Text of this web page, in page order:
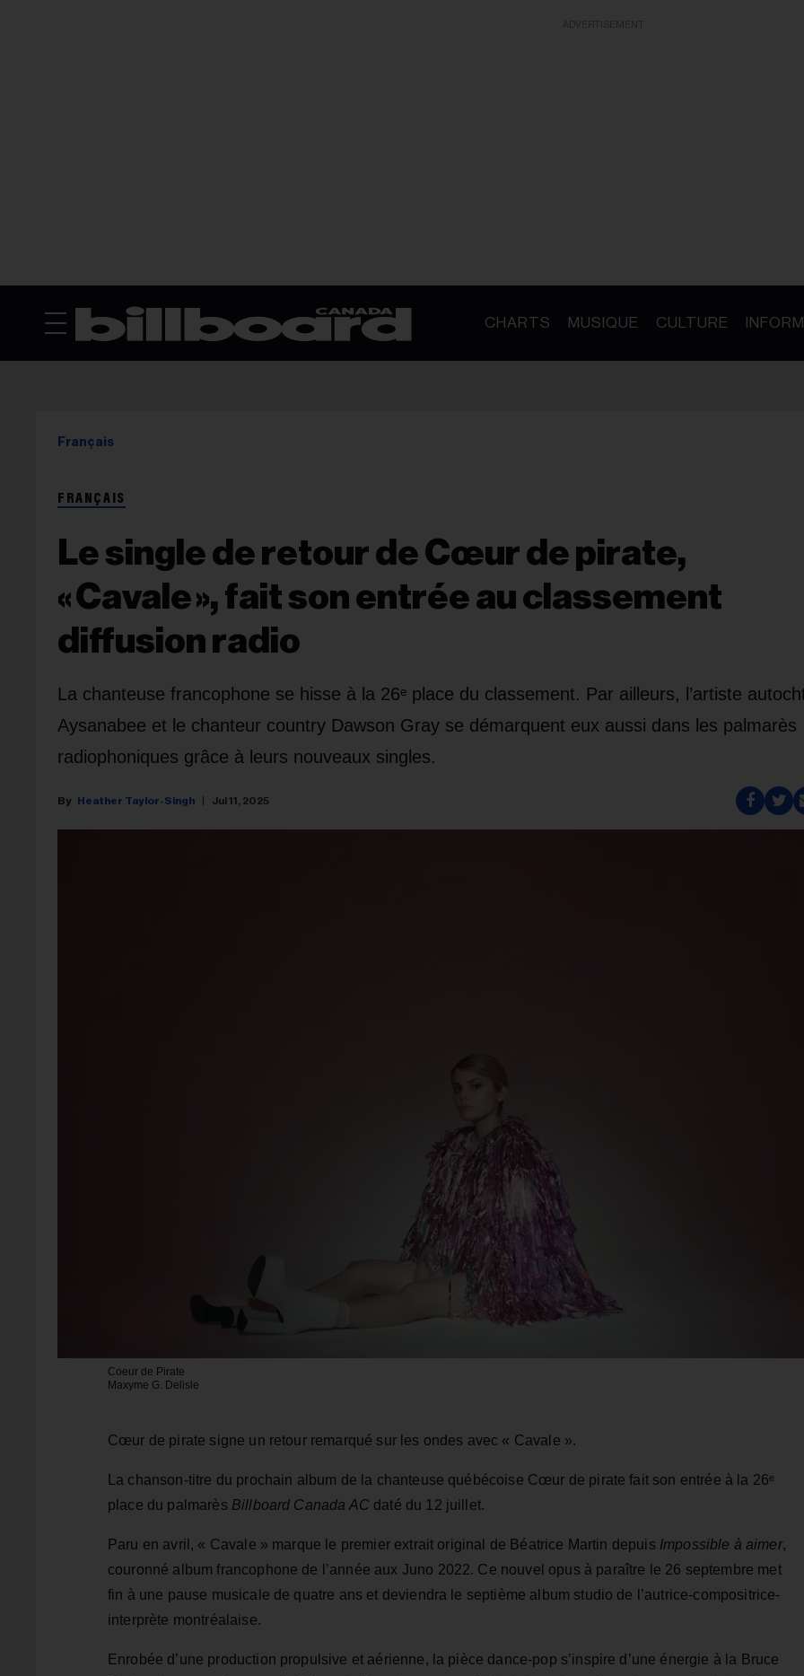
CHARTS MUSIQUE CULTURE
Français
FRANÇAIS
Le single de retour de Cœur de pirate,
« Cavale », fait son entrée au classement
diffusion radio
La chanteuse francophone se hisse à la 26ᵉ place du classement. Par ailleurs, l’artiste
Aysanabee et le chanteur country Dawson Gray se démarquent eux aussi dans les palmarès
radiophoniques grâce à leurs nouveaux singles.
Heather Taylor-Singh Jul 11, 2025
Coeur de Pirate
Maxyme G. Delisle
Cœur de pirate signe un retour remarqué sur les ondes avec « Cavale ».
La chanson-titre du prochain album de la chanteuse québécoise Cœur de pirate fait son entrée à la 26ᵉ
place du palmarès Billboard Canada AC daté du 12 juillet.
Paru en avril, « Cavale » marque le premier extrait original de Béatrice Martin depuis Impossible à aimer,
couronné album francophone de l’année aux Juno 2022. Ce nouvel opus à paraître le 26 septembre met
fin à une pause musicale de quatre ans et deviendra le septième album studio de l’autrice-compositrice-
interprète montréalaise.
Enrobée d’une production propulsive et aérienne, la pièce dance-pop s’inspire d’une énergie à la Bruce